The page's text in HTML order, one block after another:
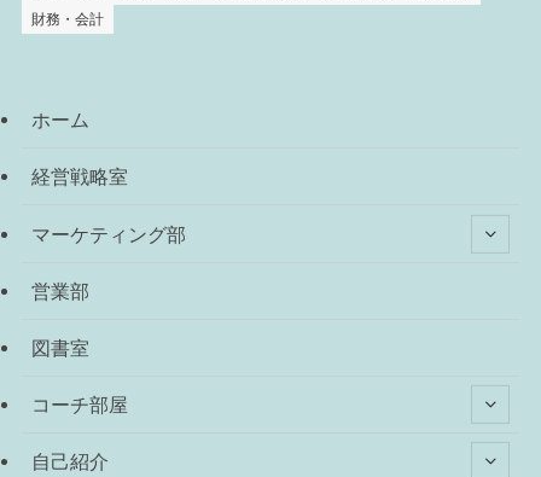
財務・会計
ホーム
経営戦略室
マーケティング部
営業部
図書室
コーチ部屋
自己紹介